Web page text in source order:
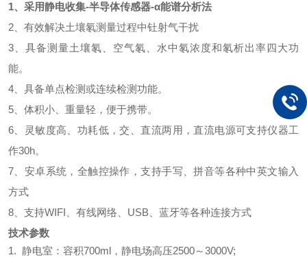
1、 采用静电收集-半导体传感器-α能谱分析法
2、 有效解决土壤氡测量过程中钍射气干扰
3、 具备测量土壤氡、空气氡、水中氡浓度和氡析出率四大功
能。
4、 具备单点检测或连续检测功能。
5、 体积小、重量轻，便于携带。
6、
灵敏度高、功耗低，交、直流两用，直流电源可支持仪器工
作30h。
7、 安卓系统，全触控操作，支持手写、拼音等各种中英文输入
方式
8、 支持WIFI、有线网络、USB、蓝牙等各种连接方式
技术参数
1. 静电室：容积700ml，静电场高压2500～3000V;